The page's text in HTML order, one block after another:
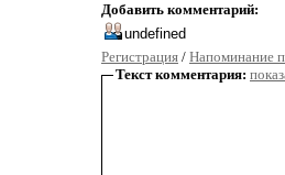
Добавить комментарий:
Регистрация / Напоминание
Текст комментария: